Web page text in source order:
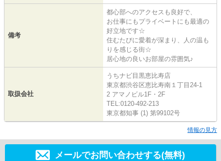
備考
都心部へのアクセスも良好で、
お仕事にもプライベートにも最適の
好立地です☆
住むたびに愛着が深まり、人の温も
りを感じる街☆
居心地の良いお部屋の雰囲気♪
取扱会社
うちナビ目黒恵比寿店
東京都渋谷区恵比寿南１丁目24-1
2 アマノビル1F・2F
TEL:0120-492-213
東京都知事 (1) 第99102号
情報の見方
メールでお問い合わせする(無料)